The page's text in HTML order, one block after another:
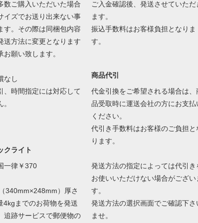
数ご購入いただいた場合
イズでお送り出来ない事
す。その際は同梱包内容
送方法に変更となります
お願い致します。
なし
、時間指定には対応して
クライト
一律￥370
340mm×248mm）厚さ
4kgまでのお荷物を発送
追跡サービスで郵便物の
ご入金確認後、発送させていただ
ます。
振込手数料はお客様負担となりま
す。
商品代引
代金引換をご希望される場合は、
品受取時に運送会社の方にお支払
ください。
代引き手数料はお客様のご負担と
ります。
発送方法の指定によっては代引き
お使いいただけない場合がござい
す。
発送方法の選択画面でご確認下さ
ませ。